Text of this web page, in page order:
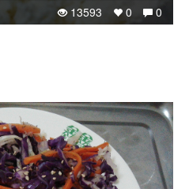
0
0
13593